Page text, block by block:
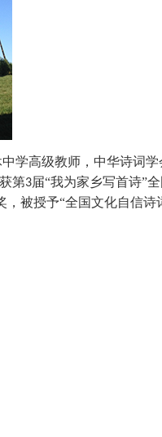
学高级教师，中华诗词
第3届“我为家乡写首诗”
，被授予“全国文化自信诗